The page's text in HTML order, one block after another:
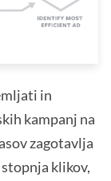
in
kampanj na
zagotavlja
klikov,